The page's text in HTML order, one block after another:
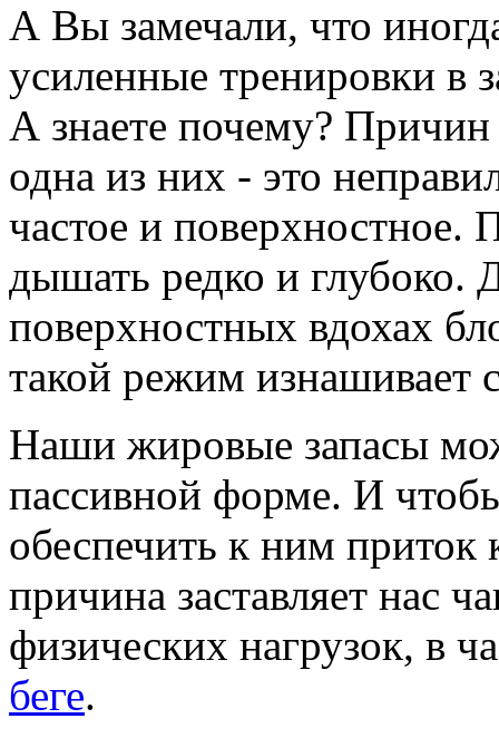
А Вы замечали, что
усиленные тренировки в
А знаете почему?
одна из них - это
частое и поверхностное.
дышать редко и глубоко.
поверхностных вдохах
такой режим изнашивает
Наши жировые запасы
пассивной форме. И
обеспечить к ним
причина заставляет нас
физических нагрузок, в
беге.